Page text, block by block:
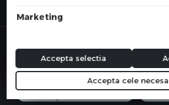
Magazin online realizat de Webname
Marketing
Accepta cele
Accepta selectia